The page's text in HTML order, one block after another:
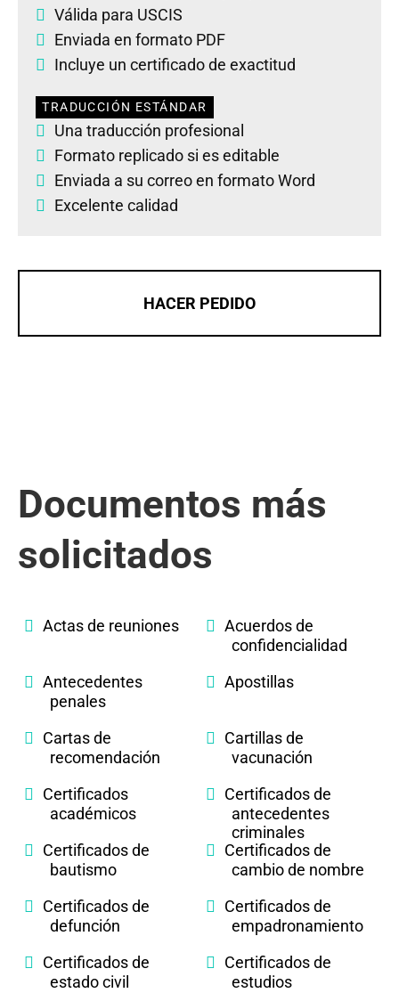
Válida para USCIS
Enviada en formato PDF
Incluye un certificado de exactitud
TRADUCCIÓN ESTÁNDAR
Una traducción profesional
Formato replicado si es editable
Enviada a su correo en formato Word
Excelente calidad
HACER PEDIDO
Documentos más
solicitados
Actas de reuniones
Acuerdos de
confidencialidad
Antecedentes
penales
Apostillas
Cartas de
recomendación
Cartillas de
vacunación
Certificados
académicos
Certificados de
antecedentes
criminales
Certificados de
bautismo
Certificados de
cambio de nombre
Certificados de
defunción
Certificados de
empadronamiento
Certificados de
estado civil
Certificados de
estudios